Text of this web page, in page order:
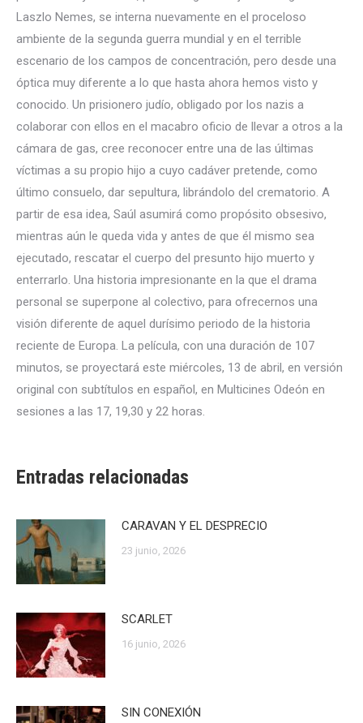
Laszlo Nemes, se interna nuevamente en el proceloso
ambiente de la segunda guerra mundial y en el terrible
escenario de los campos de concentración, pero desde una
óptica muy diferente a lo que hasta ahora hemos visto y
conocido. Un prisionero judío, obligado por los nazis a
colaborar con ellos en el macabro oficio de llevar a otros a la
cámara de gas, cree reconocer entre una de las últimas
víctimas a su propio hijo a cuyo cadáver pretende, como
último consuelo, dar sepultura, librándolo del crematorio. A
partir de esa idea, Saúl asumirá como propósito obsesivo,
mientras aún le queda vida y antes de que él mismo sea
ejecutado, rescatar el cuerpo del presunto hijo muerto y
enterrarlo. Una historia impresionante en la que el drama
personal se superpone al colectivo, para ofrecernos una
visión diferente de aquel durísimo periodo de la historia
reciente de Europa. La película, con una duración de 107
minutos, se proyectará este miércoles, 13 de abril, en versión
original con subtítulos en español, en Multicines Odeón en
sesiones a las 17, 19,30 y 22 horas.
Entradas relacionadas
CARAVAN Y EL DESPRECIO
23 junio, 2026
SCARLET
16 junio, 2026
SIN CONEXIÓN